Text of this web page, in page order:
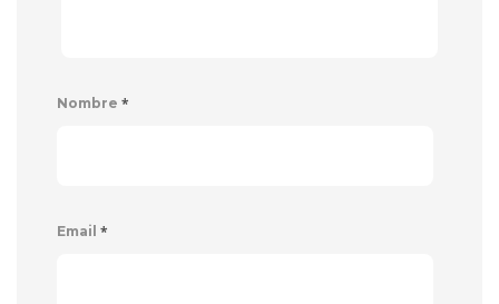
Nombre *
Email *